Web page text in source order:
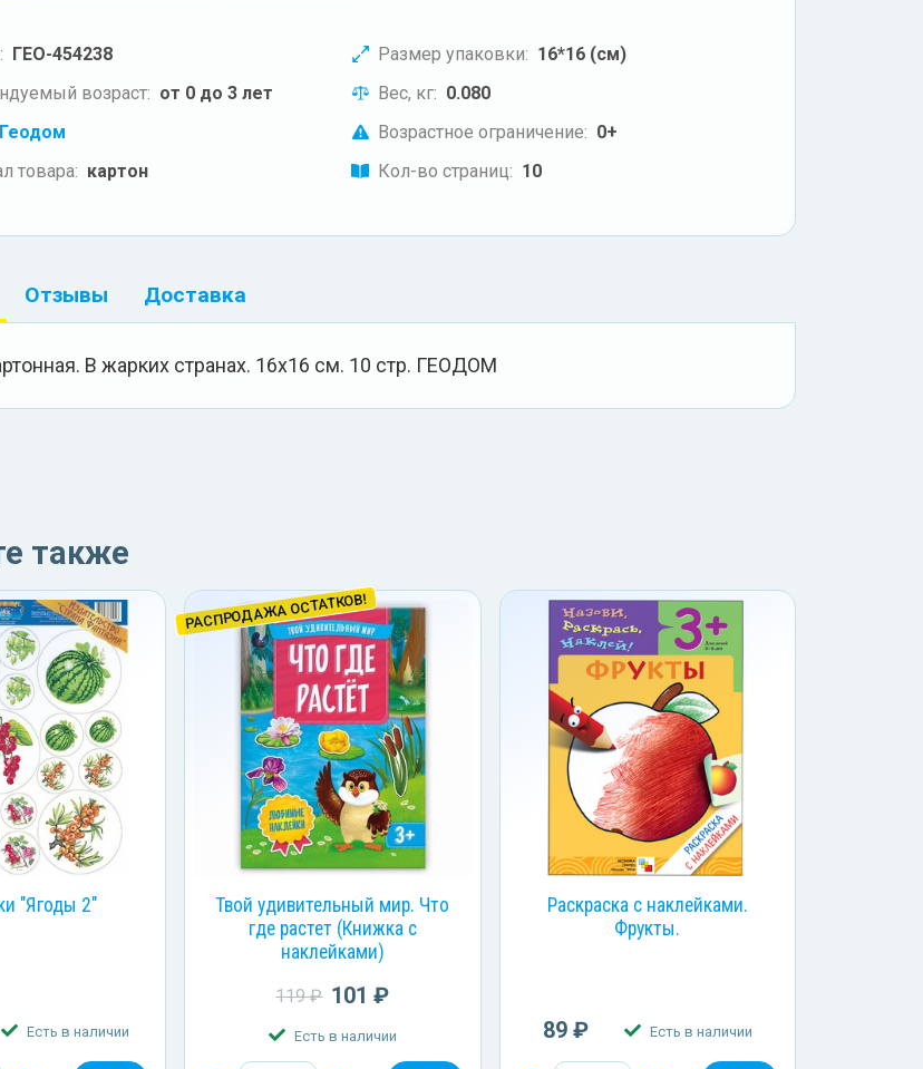
ГЕО-454238
возраст: от 0 до 3 лет
Геодом
товара: картон
Размер упаковки: 16*16 (см)
Вес, кг: 0.080
Возрастное ограничение: 0+
Кол-во страниц: 10
Отзывы Доставка
В жарких странах. 16х16 см. 10 стр. ГЕОДОМ
также
"Ягоды 2"
Есть в наличии
РАСПРОДАЖА ОСТАТКОВ!
Твой удивительный мир. Что
где растет (Книжка с
наклейками)
119 ₽ 101 ₽
Есть в наличии
Раскраска с наклейками.
Фрукты.
89 ₽ Есть в наличии